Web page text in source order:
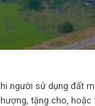
người sử dụng đất
tặng cho, hoặc